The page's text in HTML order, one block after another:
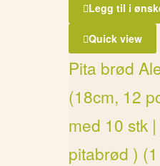
Legg til i
Quick view
Pita brød
(18cm, 12
med 10 stk
pitabrød ) (1